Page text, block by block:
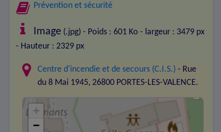
Prévention et sécurité
Image (.jpg) - Poids : 601 Ko - largeur : 3479 px
- Hauteur : 2329 px
Centre d'incendie et de secours (C.I.S.) - Rue
du 8 Mai 1945, 26800 PORTES-LES-VALENCE.
+
−